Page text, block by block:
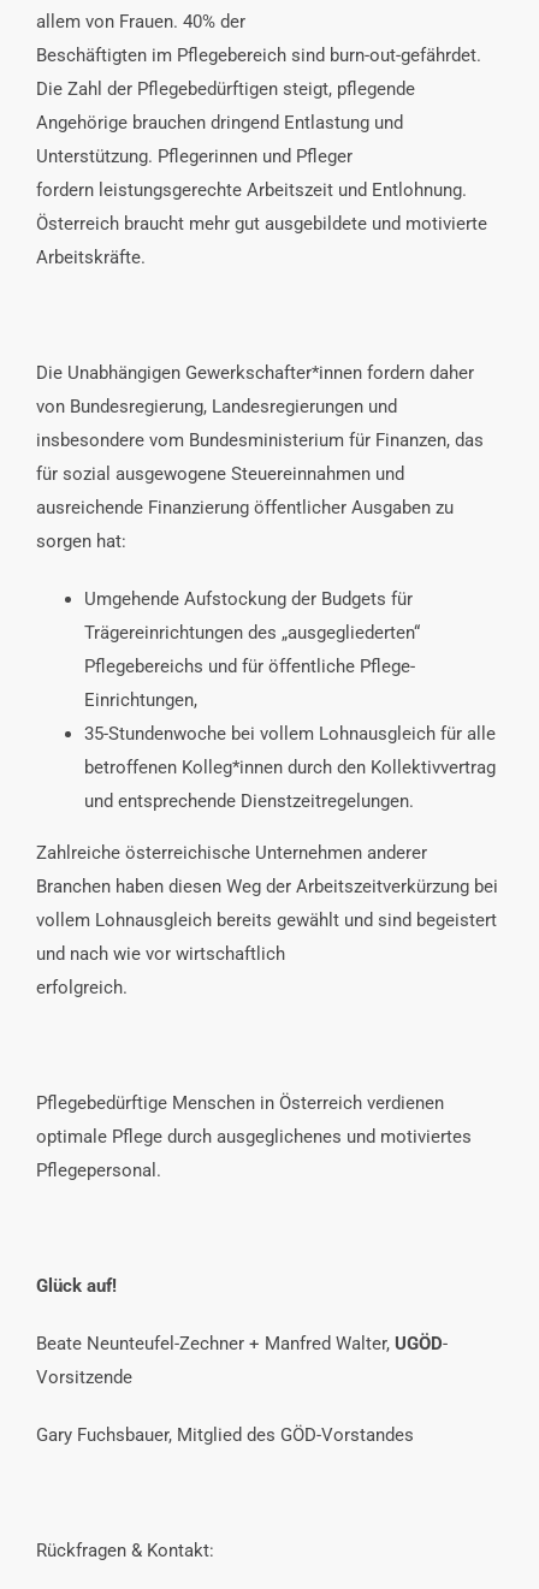
allem von Frauen. 40% der
Beschäftigten im Pflegebereich sind burn-out-gefährdet.
Die Zahl der Pflegebedürftigen steigt, pflegende
Angehörige brauchen dringend Entlastung und
Unterstützung. Pflegerinnen und Pfleger
fordern leistungsgerechte Arbeitszeit und Entlohnung.
Österreich braucht mehr gut ausgebildete und motivierte
Arbeitskräfte.
Die Unabhängigen Gewerkschafter*innen fordern daher
von Bundesregierung, Landesregierungen und
insbesondere vom Bundesministerium für Finanzen, das
für sozial ausgewogene Steuereinnahmen und
ausreichende Finanzierung öffentlicher Ausgaben zu
sorgen hat:
Umgehende Aufstockung der Budgets für
Trägereinrichtungen des „ausgegliederten“
Pflegebereichs und für öffentliche Pflege-
Einrichtungen,
35-Stundenwoche bei vollem Lohnausgleich für alle
betroffenen Kolleg*innen durch den Kollektivvertrag
und entsprechende Dienstzeitregelungen.
Zahlreiche österreichische Unternehmen anderer
Branchen haben diesen Weg der Arbeitszeitverkürzung bei
vollem Lohnausgleich bereits gewählt und sind begeistert
und nach wie vor wirtschaftlich
erfolgreich.
Pflegebedürftige Menschen in Österreich verdienen
optimale Pflege durch ausgeglichenes und motiviertes
Pflegepersonal.
Glück auf!
Beate Neunteufel-Zechner + Manfred Walter, UGÖD-
Vorsitzende
Gary Fuchsbauer, Mitglied des GÖD-Vorstandes
Rückfragen & Kontakt: